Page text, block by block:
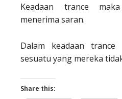
Keadaan trance
menerima saran.
Dalam keadaan
sesuatu yang mereka
Share this: